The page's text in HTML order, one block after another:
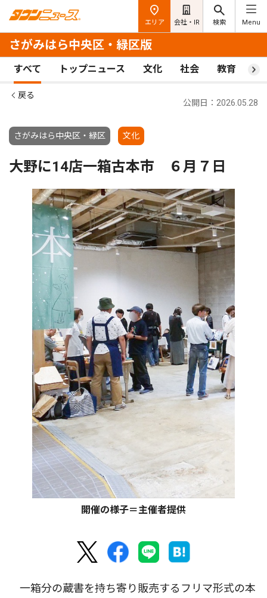
エリア 会社・IR 検索 Menu
さがみはら中央区・緑区版
すべて トップニュース 文化 社会 教育 ス
戻る
さがみはら中央区・緑区 文化
公開日：2026.05.28
大野に14店一箱古本市 ６月７日
開催の様子＝主催者提供
一箱分の蔵書を持ち寄り販売するフリマ形式の本